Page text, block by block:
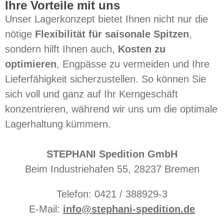
Ihre Vorteile mit uns
Unser Lagerkonzept bietet Ihnen nicht nur die
nötige Flexibilität für saisonale Spitzen,
sondern hilft Ihnen auch, Kosten zu
optimieren, Engpässe zu vermeiden und Ihre
Lieferfähigkeit sicherzustellen. So können Sie
sich voll und ganz auf Ihr Kerngeschäft
konzentrieren, während wir uns um die optimale
Lagerhaltung kümmern.
STEPHANI Spedition GmbH
Beim Industriehafen 55, 28237 Bremen
Telefon: 0421 / 388929-3
E-Mail: info@stephani-spedition.de